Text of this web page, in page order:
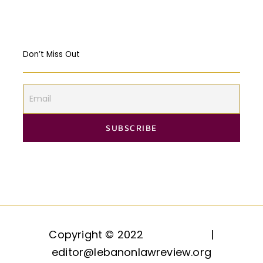
Don’t Miss Out
Copyright © 2022
|
editor@lebanonlawreview.org